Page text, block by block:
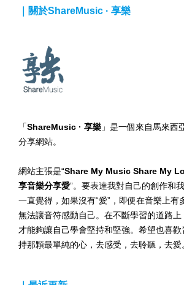
｜關於ShareMusic · 享樂
「ShareMusic · 享樂 」是一個來自馬來西
分享網站。
網站主張是“Share My Music Share My
享音樂分享愛”。要表達我對自己的創作和
一直覺得，如果沒有“愛”，即便在音樂上有
無法讓音符感動自己。在不斷學習的道路上
才能夠讓自己學會堅持和堅強。希望也喜
持那顆最單純的心，去感受，去聆聽，去愛